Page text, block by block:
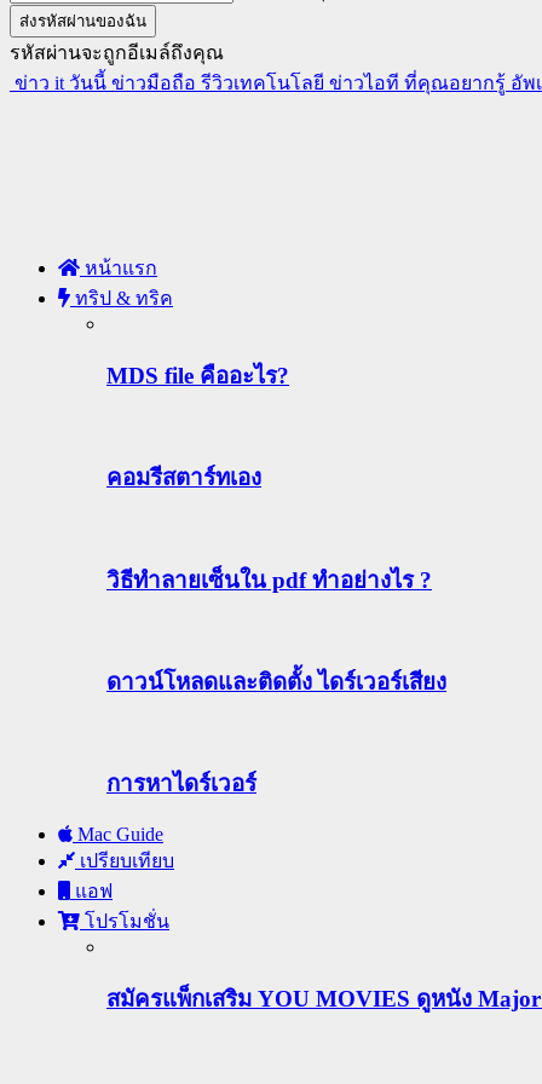
รหัสผ่านจะถูกอีเมล์ถึงคุณ
ข่าว it วันนี้ ข่าวมือถือ รีวิวเทคโนโลยี ข่าวไอที ที่คุณอยากรู้ อัพ
หน้าแรก
ทริป & ทริค
MDS file คืออะไร?
คอมรีสตาร์ทเอง
วิธีทําลายเซ็นใน pdf ทำอย่างไร ?
ดาวน์โหลดและติดตั้ง ไดร์เวอร์เสียง
การหาไดร์เวอร์
Mac Guide
เปรียบเทียบ
แอฟ
โปรโมชั่น
สมัครแพ็กเสริม YOU MOVIES ดูหนัง